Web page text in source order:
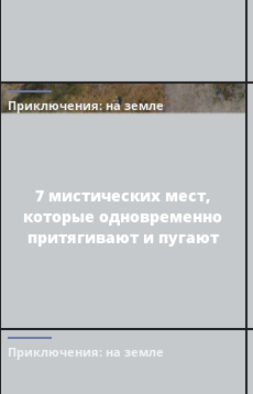
Приключения: на земле
7 мистических мест,
которые одновременно
притягивают и пугают
Приключения: на земле